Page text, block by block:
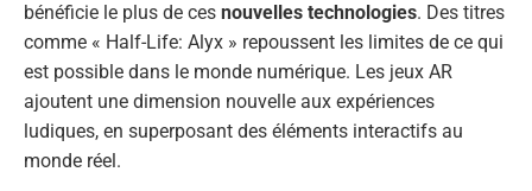
bénéficie le plus de ces nouvelles technologies. Des titres
comme « Half-Life: Alyx » repoussent les limites de ce qui
est possible dans le monde numérique. Les jeux AR
ajoutent une dimension nouvelle aux expériences
ludiques, en superposant des éléments interactifs au
monde réel.